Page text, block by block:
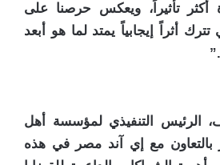
أكثر تأثيراً، ويعكس حرصنا على
أثراً إيجابياً يمتد لما هو أبعد
الرئيس التنفيذي لمؤسسة أهل
بالتعاون مع إي آند مصر في هذه